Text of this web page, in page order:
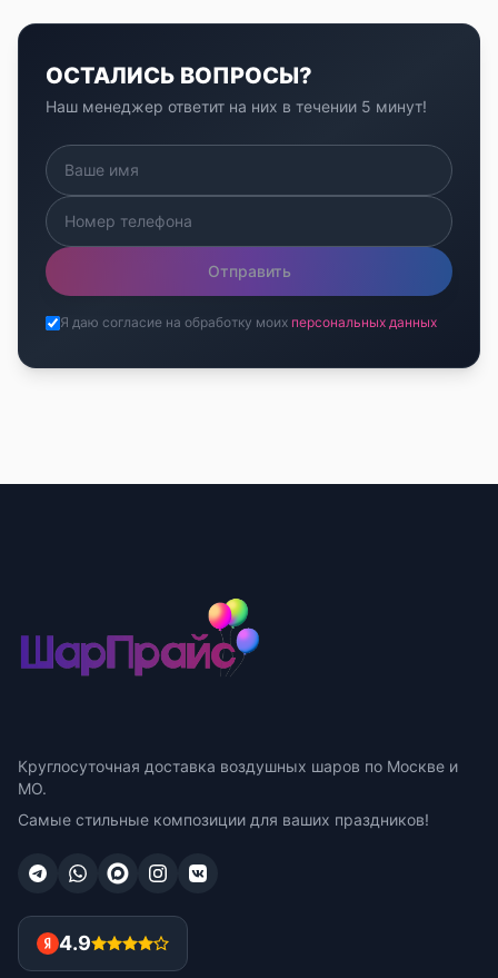
ОСТАЛИСЬ ВОПРОСЫ?
Наш менеджер ответит на них в течении 5 минут!
Отправить
Я даю согласие на обработку моих персональных данных
Круглосуточная доставка воздушных шаров по Москве и
МО.
Самые стильные композиции для ваших праздников!
4.9